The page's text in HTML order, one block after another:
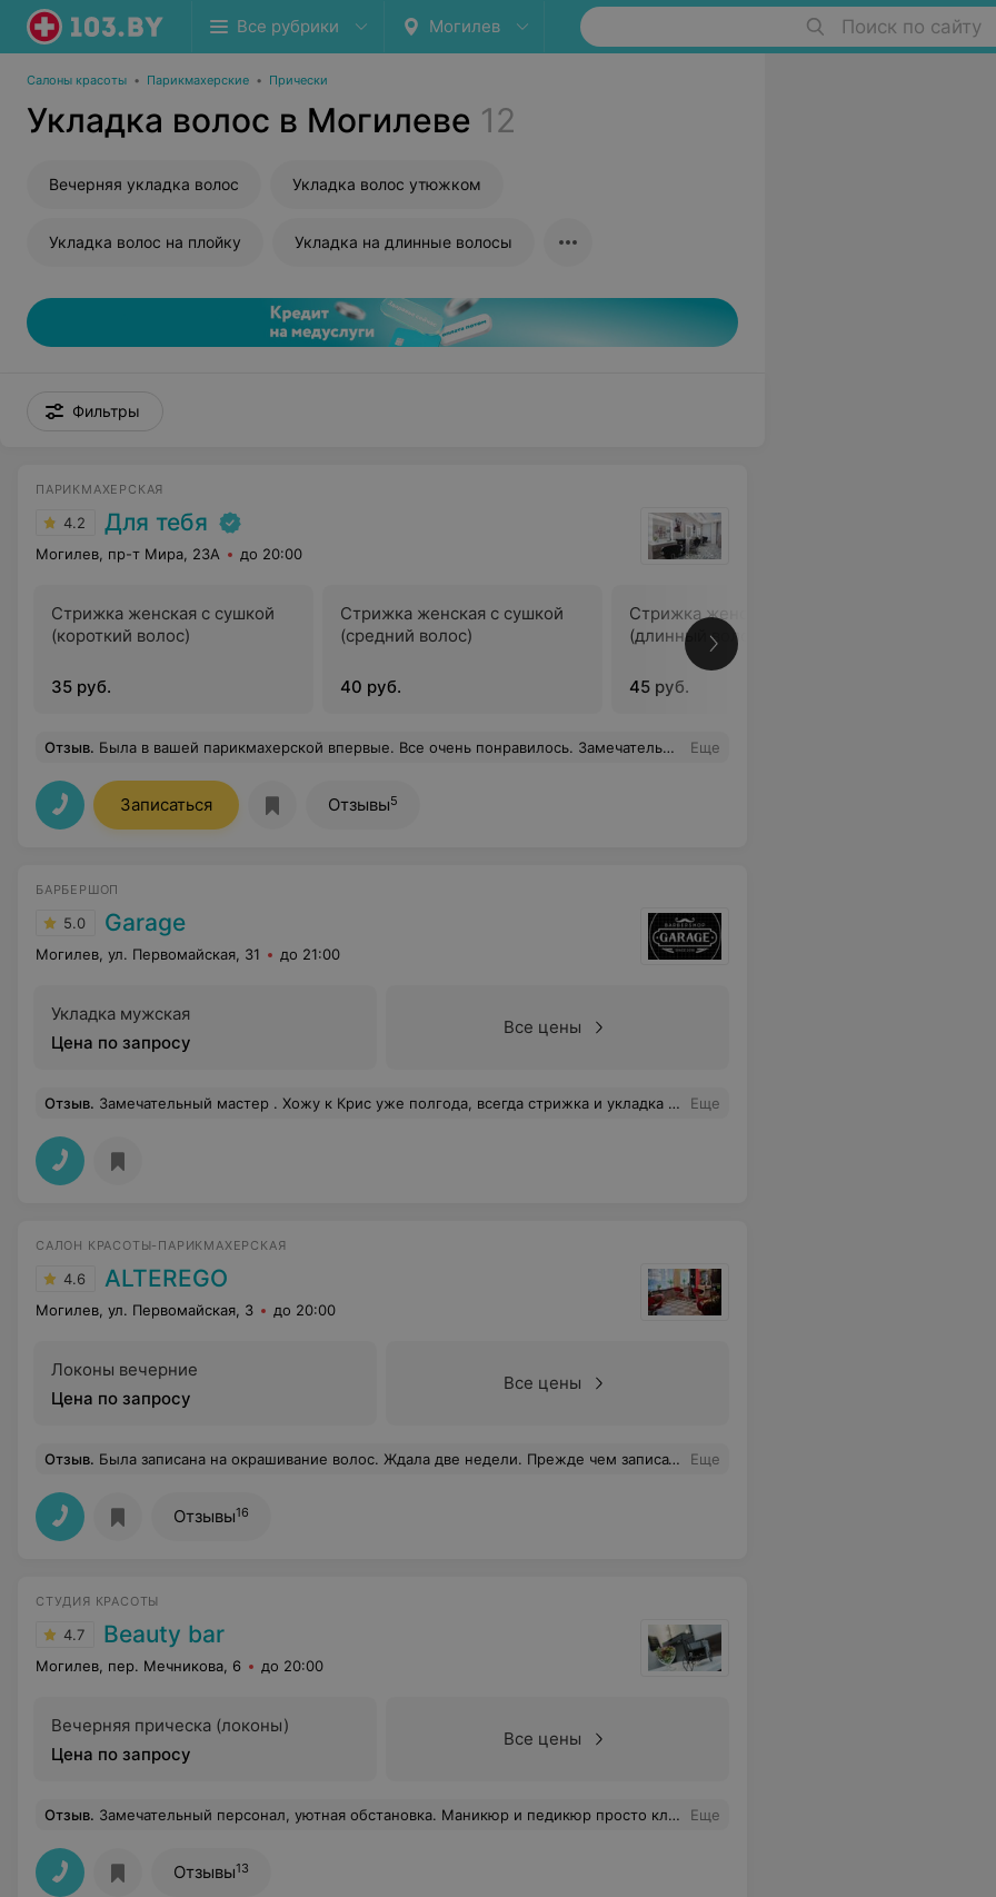
Все рубрики Могилев Поиск по сайту
Салоны красоты • Парикмахерские • Прически
Укладка волос в Могилеве 12
Вечерняя укладка волос Укладка волос утюжком
Укладка волос на плойку Укладка на длинные волосы
Фильтры
ПАРИКМАХЕРСКАЯ
4.2 Для тебя
Могилев, пр-т Мира, 23А до 20:00
Стрижка женская с сушкой
(короткий волос)
35 руб.
Стрижка женская с сушкой
(средний волос)
40 руб.
Стрижка женская с сушкой
(длинный волос)
45 руб.
Отзыв. Была в вашей парикмахерской впервые. Все очень понравилось. Замечательные мастера видно, что профессионалы. Спасибо вам большое! Еще
Записаться Отзывы5
БАРБЕРШОП
5.0 Garage
Могилев, ул. Первомайская, 31 до 21:00
Укладка мужская
Цена по запросу
Все цены
Отзыв. Замечательный мастер . Хожу к Крис уже полгода, всегда стрижка и укладка на уровне. Приятный разговор , если нужно даст полезный совет ,как сделать лучше . Еще
САЛОН КРАСОТЫ-ПАРИКМАХЕРСКАЯ
4.6 ALTEREGO
Могилев, ул. Первомайская, 3 до 20:00
Локоны вечерние
Цена по запросу
Все цены
Отзыв. Была записана на окрашивание волос. Ждала две недели. Прежде чем записаться, обговорили длину волос, исходный цвет, что я хочу в итоге и цену. И вот я наконец-то дождалась записи, приехала, меня усадили в кресло. И тут оказывается и цвет волос у меня не тот, и за один раз меня не покрасят, а если и покрасят, то стоить это будет в два раза дороже. После слов мастера (имя я пыталась узнать, но мне его так и не сказали): "Ну давайте попробуем, может что и получится", я просто решила покинуть данный салон. Так как краситься на авась не хотелось. А потом выяснилось, что оказывается перед окрашивание нужно приехать на консультацию с мастером, но мне об этом забыли сказать. Вот так вот. Вроде ничего страшного не произошло, но жалко потерянного времени и настроения, которое после посещения салона, упало ниже плинтуса. Еще
Отзывы16
СТУДИЯ КРАСОТЫ
4.7 Beauty bar
Могилев, пер. Мечникова, 6 до 20:00
Вечерняя прическа (локоны)
Цена по запросу
Все цены
Отзыв. Замечательный персонал, уютная обстановка. Маникюр и педикюр просто класс. Еще
Отзывы13